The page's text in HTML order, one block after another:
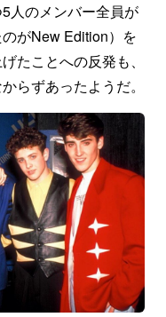
人のメンバー全員が
がNew Edition）を
たことへの反発も、
らずあったようだ。